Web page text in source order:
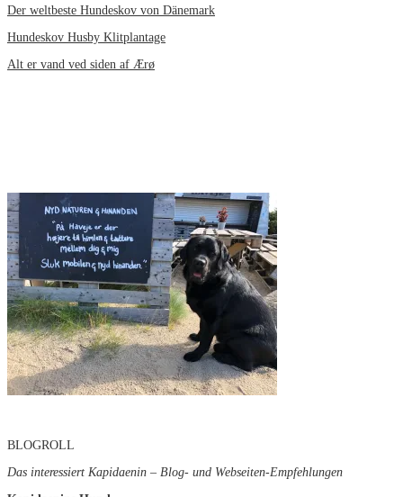
Der weltbeste Hundeskov von Dänemark
Hundeskov Husby Klitplantage
Alt er vand ved siden af Ærø
BLOGROLL
Das interessiert Kapidaenin – Blog- und Webseiten-Empfehlungen